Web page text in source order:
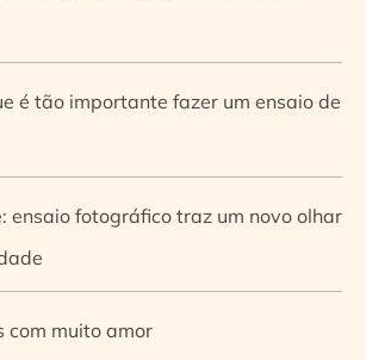
é tão importante fazer um ensaio de
ensaio fotográfico traz um novo olhar
com muito amor